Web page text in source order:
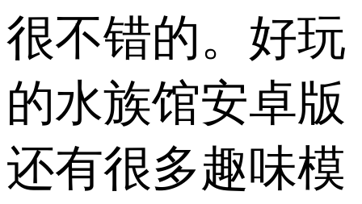
很不错的。好玩
的水族馆安卓版
还有很多趣味模